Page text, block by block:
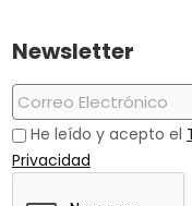
Newsletter
He leído y acepto el
Privacidad